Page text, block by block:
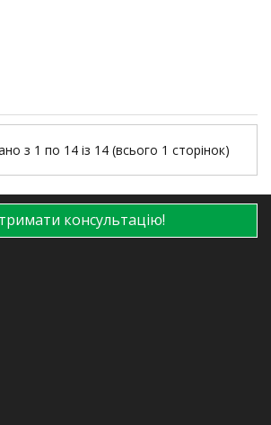
з 1 по 14 із 14 (всього 1 сторінок)
консультацію!